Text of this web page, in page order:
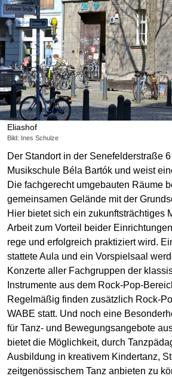
Eliashof
Bild: Ines Schulze
Der Standort in der Senefelderstraße
Musikschule Béla Bartók und weist
Die fach­gerecht umge­bauten Räume
gemein­samen Gelände mit der
Hier bietet sich ein zukunfts­trächtiges
Arbeit zum Vorteil beider
rege und erfolg­reich praktiziert wird.
stattete Aula und ein Vor­spiel­saal
Konzerte aller Fach­gruppen der
Instrumente aus dem Rock-Pop-
Regelmäßig finden zusätzlich Rock-
WABE statt. Und noch eine
für Tanz- und Bewegungs­ange­bote
bietet die Möglichkeit, durch
Ausbildung in kreativem Kindertanz,
zeitgenössischem Tanz anbieten zu